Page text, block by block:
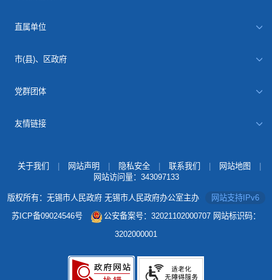
直属单位
市(县)、区政府
党群团体
友情链接
关于我们 网站声明 隐私安全 联系我们 网站地图
网站访问量： 343097133
版权所有：无锡市人民政府 无锡市人民政府办公室主办
网站支持IPv6
苏ICP备09024546号
公安备案号：32021102000707 网站标识码：
3202000001